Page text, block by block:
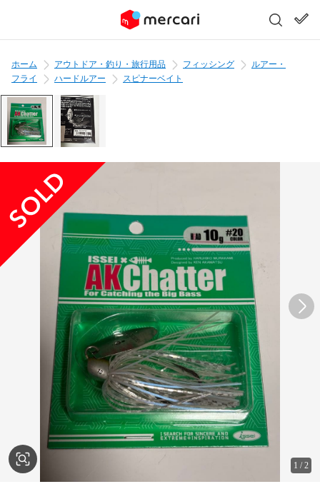
ホーム アウトドア・釣り・旅行用品 フィッシング
ルアー・
フライ
ハードルアー スピナーベイト
1 /2